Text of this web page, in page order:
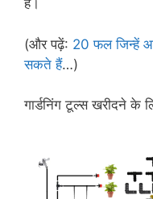
हैं।
(और पढ़ें: 20 फल जिन्हें
सकते हैं…)
गार्डनिंग टूल्स खरीदने के